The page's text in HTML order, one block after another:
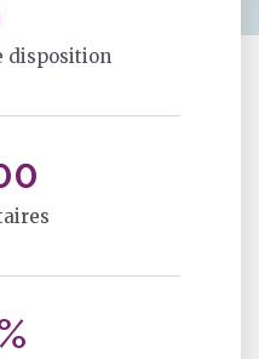
disposition